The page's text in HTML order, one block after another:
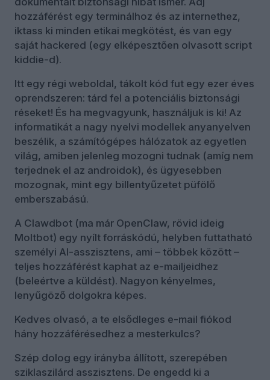
hozzáférést egy terminálhoz és az internethez,
iktass ki minden etikai megkötést, és van egy
saját hackered (egy elképesztően olvasott script
kiddie-d).
Itt egy régi weboldal, tákolt kód fut egy ezer éves
oprendszeren: tárd fel a potenciális biztonsági
réseket! És ha megvagyunk, használjuk is ki! Az
informatikát a nagy nyelvi modellek anyanyelven
beszélik, a számítógépes hálózatok az egyetlen
világ, amiben jelenleg mozogni tudnak (amíg nem
terjednek el az androidok), és ügyesebben
mozognak, mint egy billentyűzetet püfölő
emberszabású.
A Clawdbot (ma már OpenClaw, rövid ideig
Moltbot) egy nyílt forráskódú, helyben futtatható
személyi AI-asszisztens, ami – többek között –
teljes hozzáférést kaphat az e-mailjeidhez
(beleértve a küldést). Nagyon kényelmes,
lenyűgöző dolgokra képes.
Kedves olvasó, a te elsődleges e-mail fiókod
hány hozzáférésedhez a mesterkulcs?
Szép dolog egy irányba állított, szerepében
sziklaszilárd asszisztens. De engedd ki a